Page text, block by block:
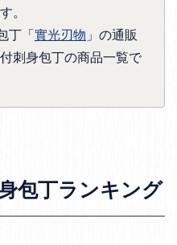
。
丁「實光刃物 」の通販
刺身包丁の商品一覧で
包丁ランキング